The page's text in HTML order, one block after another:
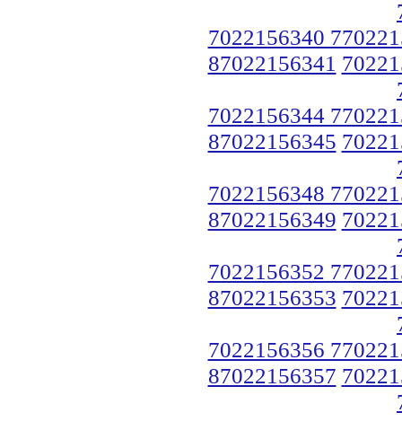
7022156340
87022156341
7022156344
87022156345
7022156348
87022156349
7022156352
87022156353
7022156356
87022156357